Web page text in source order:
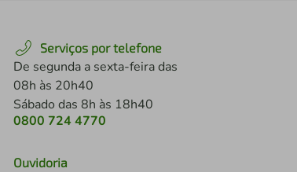
Serviços por telefone
De segunda a sexta-feira das
08h às 20h40
Sábado das 8h às 18h40
0800 724 4770
Ouvidoria